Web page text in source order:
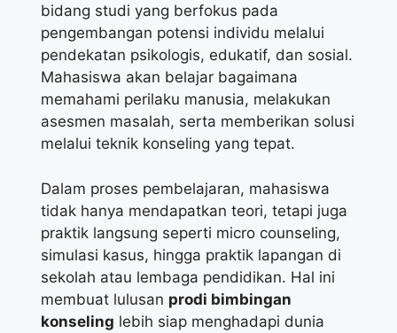
bidang studi yang berfokus pada
pengembangan potensi individu melalui
pendekatan psikologis, edukatif, dan sosial.
Mahasiswa akan belajar bagaimana
memahami perilaku manusia, melakukan
asesmen masalah, serta memberikan solusi
melalui teknik konseling yang tepat.
Dalam proses pembelajaran, mahasiswa
tidak hanya mendapatkan teori, tetapi juga
praktik langsung seperti micro counseling,
simulasi kasus, hingga praktik lapangan di
sekolah atau lembaga pendidikan. Hal ini
membuat lulusan prodi bimbingan
konseling lebih siap menghadapi dunia